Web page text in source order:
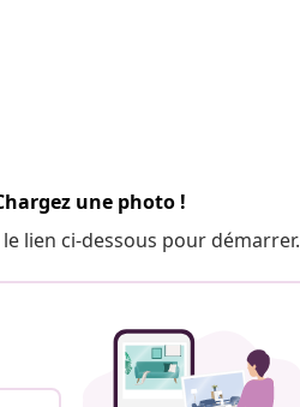
une photo !
lien ci-dessous pour démarrer.